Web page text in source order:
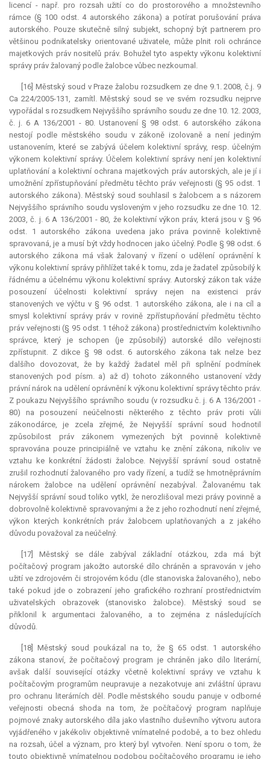
licencí - např. pro rozsah užití co do prostorového a množstevního
rámce (§ 100 odst. 4 autorského zákona) a potírat porušování práva
autorského. Pouze skutečně silný subjekt, schopný být partnerem pro
většinou podnikatelsky orientované uživatele, může plnit roli ochránce
majetkových práv nositelů práv. Bohužel tyto aspekty výkonu kolektivní
správy práv žalovaný podle žalobce vůbec nezkoumal.
[16] Městský soud v Praze žalobu rozsudkem ze dne 9.1. 2008, č.j. 9
Ca 224/2005-131, zamítl. Městský soud se ve svém rozsudku nejprve
vypořádal s rozsudkem Nejvyššího správního soudu ze dne 10. 12. 2003,
č. j. 6 A 136/2001 - 80. Ustanovení § 98 odst. 6 autorského zákona
nestojí podle městského soudu v zákoně izolovaně a není jediným
ustanovením, které se zabývá účelem kolektivní správy, resp. účelným
výkonem kolektivní správy. Účelem kolektivní správy není jen kolektivní
uplatňování a kolektivní ochrana majetkových práv autorských, ale je jí i
umožnění zpřístupňování předmětu těchto práv veřejnosti (§ 95 odst. 1
autorského zákona). Městský soud souhlasil s žalobcem a s názorem
Nejvyššího správního soudu vysloveným v jeho rozsudku ze dne 10. 12.
2003, č. j. 6 A 136/2001 - 80, že kolektivní výkon práv, která jsou v § 96
odst. 1 autorského zákona uvedena jako práva povinně kolektivně
spravovaná, je a musí být vždy hodnocen jako účelný. Podle § 98 odst. 6
autorského zákona má však žalovaný v řízení o udělení oprávnění k
výkonu kolektivní správy přihlížet také k tomu, zda je žadatel způsobilý k
řádnému a účelnému výkonu kolektivní správy. Autorský zákon tak váže
posouzení účelnosti kolektivní správy nejen na existenci práv
stanovených ve výčtu v § 96 odst. 1 autorského zákona, ale i na cíl a
smysl kolektivní správy práv v rovině zpřístupňování předmětu těchto
práv veřejnosti (§ 95 odst. 1 téhož zákona) prostřednictvím kolektivního
správce, který je schopen (je způsobilý) autorské dílo veřejnosti
zpřístupnit. Z dikce § 98 odst. 6 autorského zákona tak nelze bez
dalšího dovozovat, že by každý žadatel měl při splnění podmínek
stanovených pod písm. a) až d) tohoto zákonného ustanovení vždy
právní nárok na udělení oprávnění k výkonu kolektivní správy těchto práv.
Z poukazu Nejvyššího správního soudu (v rozsudku č. j. 6 A 136/2001 -
80) na posouzení neúčelnosti některého z těchto práv proti vůli
zákonodárce‚ je zcela zřejmé, že Nejvyšší správní soud hodnotil
způsobilost práv zákonem vymezených být povinně kolektivně
spravována pouze principiálně ve vztahu ke znění zákona, nikoliv ve
vztahu ke konkrétní žádosti žalobce. Nejvyšší správní soud ostatně
zrušil rozhodnutí žalovaného pro vady řízení, a tudíž se hmotněprávním
nárokem žalobce na udělení oprávnění nezabýval. Žalovanému tak
Nejvyšší správní soud toliko vytkl, že nerozlišoval mezi právy povinně a
dobrovolně kolektivně spravovanými a že z jeho rozhodnutí není zřejmé,
výkon kterých konkrétních práv žalobcem uplatňovaných a z jakého
důvodu považoval za neúčelný.
[17] Městský se dále zabýval základní otázkou, zda má být
počítačový program jakožto autorské dílo chráněn a spravován v jeho
užití ve zdrojovém či strojovém kódu (dle stanoviska žalovaného), nebo
také pokud jde o zobrazení jeho grafického rozhraní prostřednictvím
uživatelských obrazovek (stanovisko žalobce). Městský soud se
přiklonil k argumentaci žalovaného, a to zejména z následujících
důvodů.
[18] Městský soud poukázal na to, že § 65 odst. 1 autorského
zákona stanoví, že počítačový program je chráněn jako dílo literární,
avšak další související otázky včetně kolektivní správy ve vztahu k
počítačovým programům neupravuje a nezakotvuje ani zvláštní úpravu
pro ochranu literárních děl. Podle městského soudu panuje v odborné
veřejnosti obecná shoda na tom, že počítačový program naplňuje
pojmové znaky autorského díla jako vlastního duševního výtvoru autora
vyjádřeného v jakékoliv objektivně vnímatelné podobě, a to bez ohledu
na rozsah, účel a význam, pro který byl vytvořen. Není sporu o tom, že
touto objektivně vnímatelnou podobou počítačového programu je jeho